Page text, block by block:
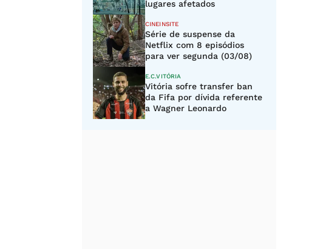
lugares afetados
CINEINSITE
Série de suspense da
Netflix com 8 episódios
para ver segunda (03/08)
E.C.VITÓRIA
Vitória sofre transfer ban
da Fifa por dívida referente
a Wagner Leonardo